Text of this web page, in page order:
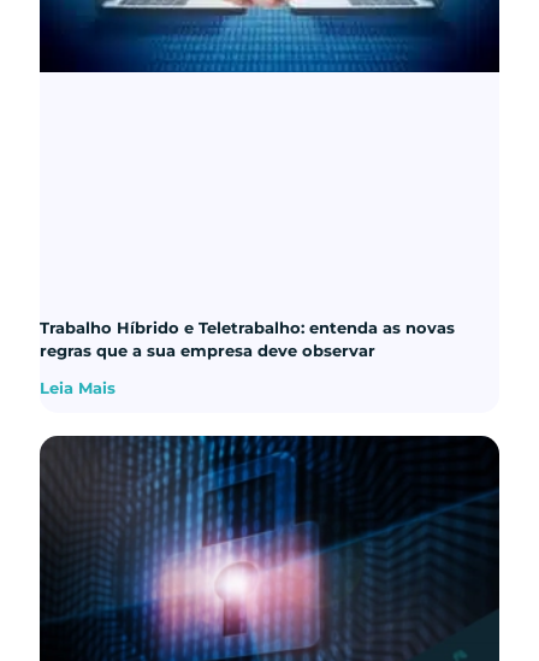
Trabalho Híbrido e Teletrabalho: entenda as novas
regras que a sua empresa deve observar
Leia Mais